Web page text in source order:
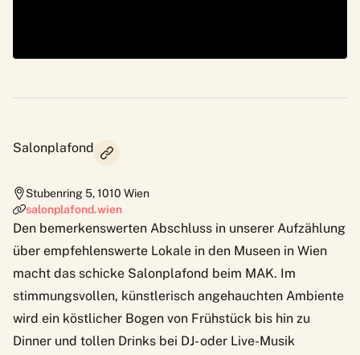
Salonplafond
Stubenring 5,1010 Wien
salonplafond.wien
Den bemerkenswerten Abschluss in unserer Aufzählung
über empfehlenswerte Lokale in den Museen in Wien
macht das schicke Salonplafond beim MAK. Im
stimmungsvollen, künstlerisch angehauchten Ambiente
wird ein köstlicher Bogen von Frühstück bis hin zu
Dinner und tollen Drinks bei DJ- oder Live-Musik